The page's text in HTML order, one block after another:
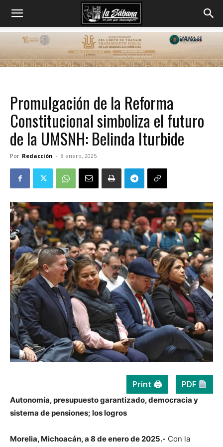
Promulgación de la Reforma
Constitucional simboliza el futuro
de la UMSNH: Belinda Iturbide
Por Redacción - 8 enero, 2025
Print 🖨 PDF
Autonomía, presupuesto garantizado, democracia y
sistema de pensiones; los logros
Morelia, Michoacán, a 8 de enero de 2025.- Con la